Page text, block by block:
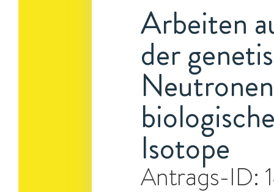
Arbeiten
der
Isotope
Antrags-ID: